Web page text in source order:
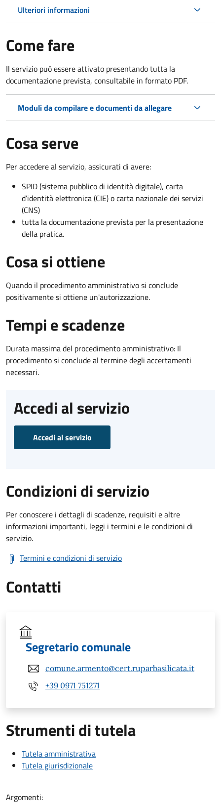
Ulteriori informazioni
Come fare
Il servizio può essere attivato presentando tutta la
documentazione prevista, consultabile in formato PDF.
Moduli da compilare e documenti da allegare
Cosa serve
Per accedere al servizio, assicurati di avere:
SPID (sistema pubblico di identità digitale), carta
d’identità elettronica (CIE) o carta nazionale dei servizi
(CNS)
tutta la documentazione prevista per la presentazione
della pratica.
Cosa si ottiene
Quando il procedimento amministrativo si conclude
positivamente si ottiene un'autorizzazione.
Tempi e scadenze
Durata massima del procedimento amministrativo: Il
procedimento si conclude al termine degli accertamenti
necessari.
Accedi al servizio
Accedi al servizio
Condizioni di servizio
Per conoscere i dettagli di scadenze, requisiti e altre
informazioni importanti, leggi i termini e le condizioni di
servizio.
Termini e condizioni di servizio
Contatti
Segretario comunale
comune.armento@cert.ruparbasilicata.it
+39 0971 751271
Strumenti di tutela
Tutela amministrativa
Tutela giurisdizionale
Argomenti: